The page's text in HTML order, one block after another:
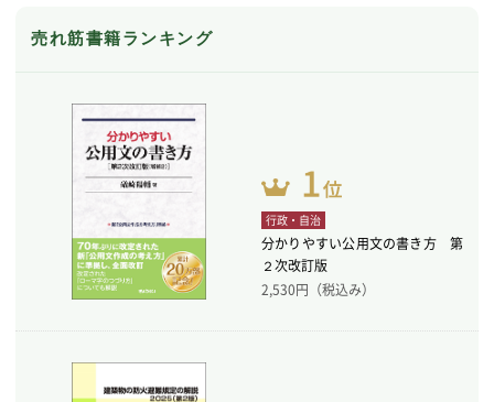
売れ筋書籍ランキング
行政・自治
分かりやすい公用文の書き方 第
２次改訂版
2,530円（税込み）